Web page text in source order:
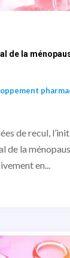
de la
de recul,
de la
en...